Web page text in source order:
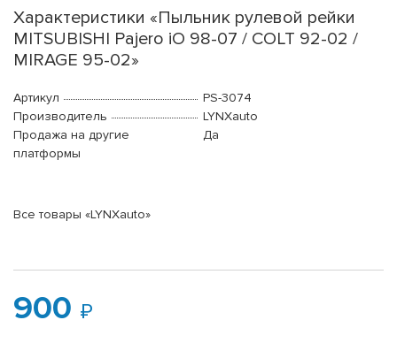
Характеристики «Пыльник рулевой рейки
MITSUBISHI Pajero iO 98-07 / COLT 92-02 /
MIRAGE 95-02»
Артикул
PS-3074
Производитель
LYNXauto
Продажа на другие
платформы
Да
Все товары «LYNXauto»
900